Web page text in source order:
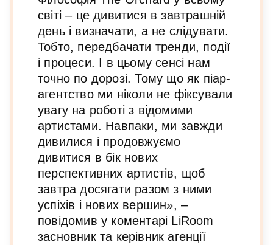
світі – це дивитися в завтрашній
день і визначати, а не слідувати.
Тобто, передбачати тренди, події
і процеси. І в цьому сенсі нам
точно по дорозі. Тому що як піар-
агентство ми ніколи не фіксували
увагу на роботі з відомими
артистами. Навпаки, ми завжди
дивилися і продовжуємо
дивитися в бік нових
перспективних артистів, щоб
завтра досягати разом з ними
успіхів і нових вершин», –
повідомив у коментарі LiRoom
засновник та керівник агенції